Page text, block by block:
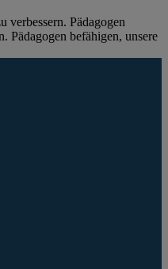
verbessern. Pädagogen
Pädagogen befähigen, unsere